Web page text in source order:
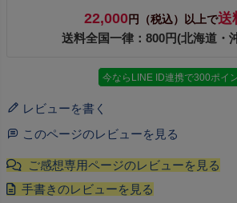
22,000円（税込）以上で送
送料全国一律：800円(北海道・
今ならLINE ID連携で300ポイ
レビューを書く
このページのレビューを見る